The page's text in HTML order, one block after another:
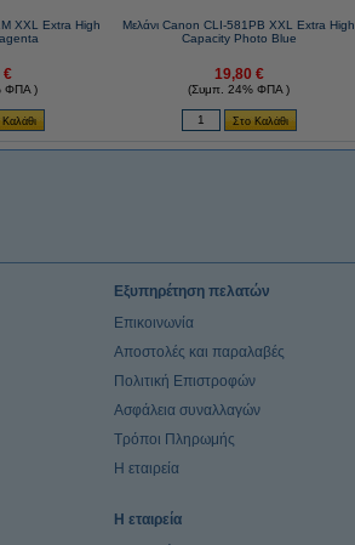
XXL Extra High
€
ΦΠΑ )
Μελάνι Canon CLI-581PB XXL Extra High
Capacity Photo Blue
19,80 €
(Συμπ. 24% ΦΠΑ )
Εξυπηρέτηση πελατών
Επικοινωνία
Αποστολές και παραλαβές
Πολιτική Επιστροφών
Ασφάλεια συναλλαγών
Τρόποι Πληρωμής
Η εταιρεία
Η εταιρεία